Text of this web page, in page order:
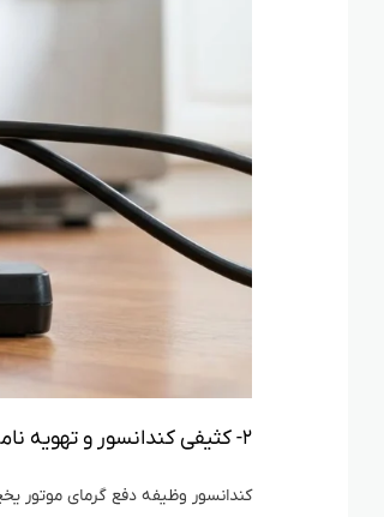
۲- کثیفی کندانسور و تهویه نامناسب
کندانسور وظیفه دفع گرمای موتور